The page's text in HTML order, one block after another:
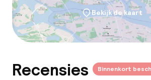
Beleid
Overal rookvrij
Kleine huisdieren
Bekijk de kaart
Recensies Binnenkort